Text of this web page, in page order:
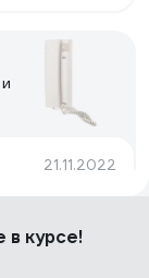
21.11.2022
в курсе!